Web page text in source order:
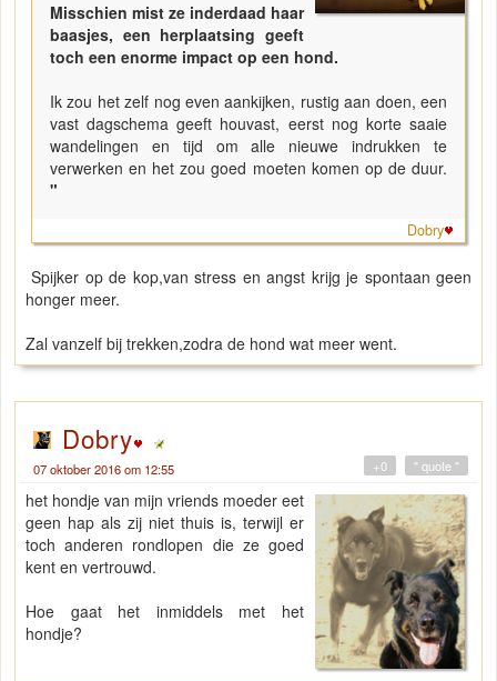
Misschien mist ze inderdaad haar
baasjes, een herplaatsing geeft
toch een enorme impact op een hond.
Ik zou het zelf nog even aankijken, rustig aan doen, een
vast dagschema geeft houvast, eerst nog korte saaie
wandelingen en tijd om alle nieuwe indrukken te
verwerken en het zou goed moeten komen op de duur.
"
Dobry
Spijker op de kop,van stress en angst krijg je spontaan geen
honger meer.
Zal vanzelf bij trekken,zodra de hond wat meer went.
Dobry
07 oktober 2016 om 12:55 " quote "
+0
het hondje van mijn vriends moeder eet
geen hap als zij niet thuis is, terwijl er
toch anderen rondlopen die ze goed
kent en vertrouwd.
Hoe gaat het inmiddels met het
hondje?